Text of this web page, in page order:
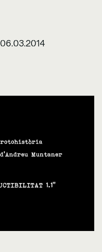
06.03.2014